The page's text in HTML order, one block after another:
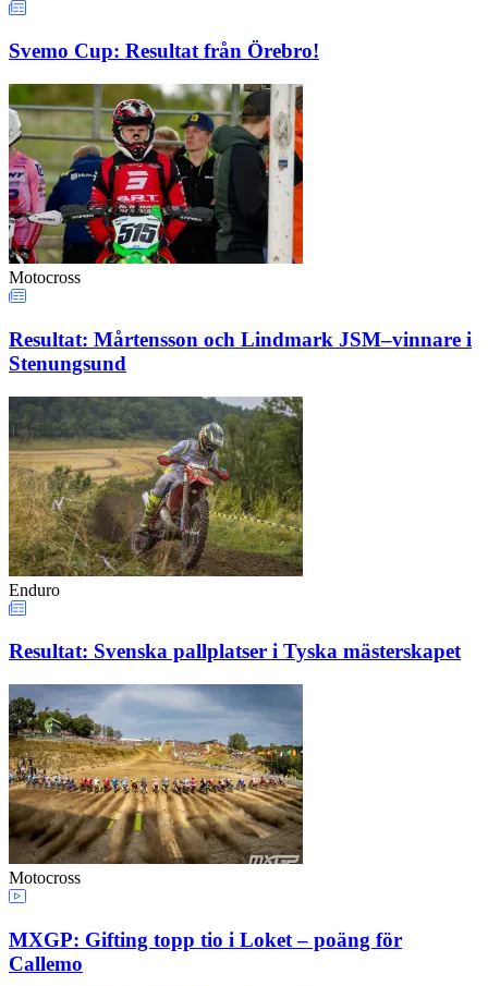
Svemo Cup: Resultat från Örebro!
Motocross
Resultat: Mårtensson och Lindmark JSM–vinnare i
Stenungsund
Enduro
Resultat: Svenska pallplatser i Tyska mästerskapet
Motocross
MXGP: Gifting topp tio i Loket – poäng för
Callemo